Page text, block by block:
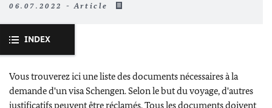
06.07.2022 - Article
INDEX
Vous trouverez ici une liste des documents nécessaires à la
demande d'un visa Schengen. Selon le but du voyage, d'autres
justificatifs peuvent être réclamés. Tous les documents doivent